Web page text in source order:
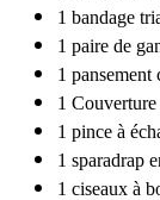
1 bandage
1 paire de
1 pansement
1
1 pince à
1 sparadrap
1 ciseaux à